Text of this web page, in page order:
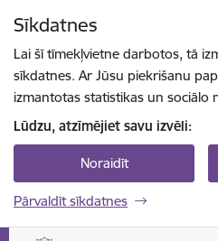
Sīkdatnes
Lai šī tīmekļvietne darbotos, tā
sīkdatnes. Ar Jūsu piekrišanu
izmantotas statistikas un sociālo
Lūdzu, atzīmējiet savu izvēli:
Noraidīt
Pārvaldīt sīkdatnes